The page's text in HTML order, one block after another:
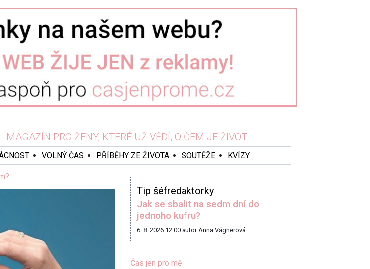
MAGAZÍN PRO ŽENY, KTERÉ UŽ VĚDÍ, O ČEM JE ŽIVOT
VOLNÝ ČAS PŘÍBĚHY ZE ŽIVOTA SOUTĚŽE KVÍZY
Tip šéfredaktorky
Jak se sbalit na sedm dní do
jednoho kufru?
6. 8. 2026 12:00 autor Anna Vágnerová
Čas jen pro mě